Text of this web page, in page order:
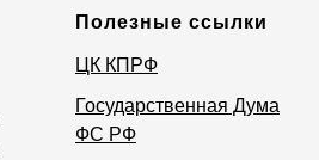
Полезные ссылки
ЦК КПРФ
Государственная Дума
ФС РФ